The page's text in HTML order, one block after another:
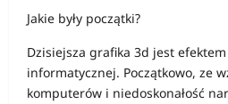
Jakie były początki?
Dzisiejsza grafika 3d jest
informatycznej. Początkowo, ze
komputerów i niedoskonałość